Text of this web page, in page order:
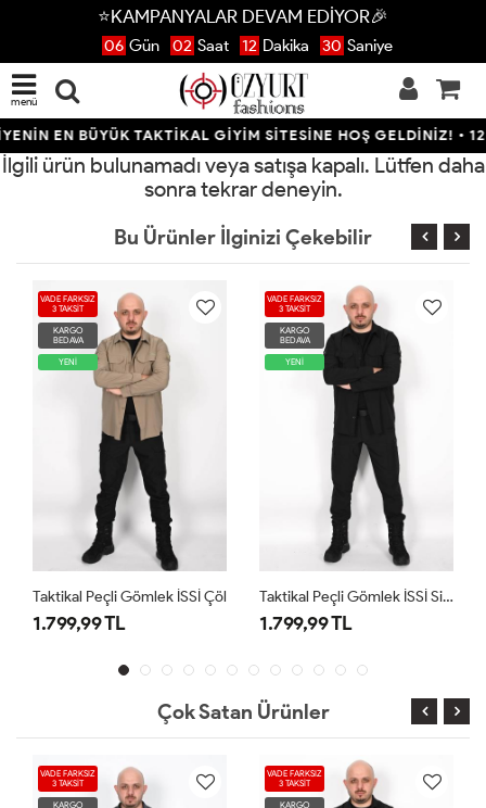
⭐KAMPANYALAR DEVAM EDİYOR🎉
06 Gün 02 Saat 12 Dakika 30 Saniye
menü
EN BÜYÜK TAKTİKAL GİYİM SİTESİNE HOŞ GELDİNİZ! •
İlgili ürün bulunamadı veya satışa kapalı. Lütfen daha
sonra tekrar deneyin.
Bu Ürünler İlginizi Çekebilir
VADE FARKSIZ
3 TAKSİT
KARGO
BEDAVA
YENİ
Taktikal Peçli Gömlek İSSİ Çöl
1.799,99 TL
VADE FARKSIZ
3 TAKSİT
KARGO
BEDAVA
YENİ
Taktikal Peçli Gömlek İSSİ Siyah
1.799,99 TL
Çok Satan Ürünler
VADE FARKSIZ
3 TAKSİT
KARGO
VADE FARKSIZ
3 TAKSİT
KARGO